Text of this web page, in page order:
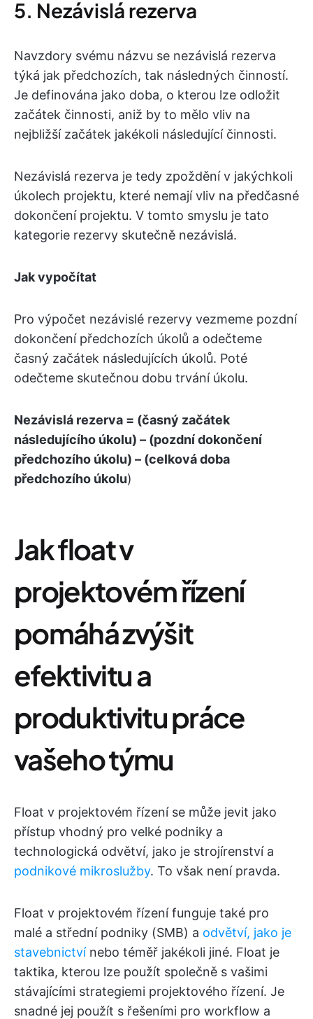
5. Nezávislá rezerva
Navzdory svému názvu se nezávislá rezerva
týká jak předchozích, tak následných činností.
Je definována jako doba, o kterou lze odložit
začátek činnosti, aniž by to mělo vliv na
nejbližší začátek jakékoli následující činnosti.
Nezávislá rezerva je tedy zpoždění v jakýchkoli
úkolech projektu, které nemají vliv na předčasné
dokončení projektu. V tomto smyslu je tato
kategorie rezervy skutečně nezávislá.
Jak vypočítat
Pro výpočet nezávislé rezervy vezmeme pozdní
dokončení předchozích úkolů a odečteme
časný začátek následujících úkolů. Poté
odečteme skutečnou dobu trvání úkolu.
Nezávislá rezerva = (časný začátek
následujícího úkolu) – (pozdní dokončení
předchozího úkolu) – (celková doba
předchozího úkolu)
Jak float v
projektovém řízení
pomáhá zvýšit
efektivitu a
produktivitu práce
vašeho týmu
Float v projektovém řízení se může jevit jako
přístup vhodný pro velké podniky a
technologická odvětví, jako je strojírenství a
podnikové mikroslužby. To však není pravda.
Float v projektovém řízení funguje také pro
malé a střední podniky (SMB) a odvětví, jako je
stavebnictvínebo téměř jakékoli jiné. Float je
taktika, kterou lze použít společně s vašimi
stávajícími strategiemi projektového řízení. Je
snadné jej použít s řešeními pro workflow a